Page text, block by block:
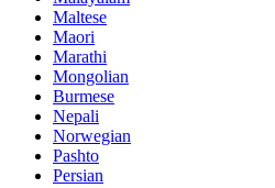
Maltese
Maori
Marathi
Mongolian
Burmese
Nepali
Norwegian
Pashto
Persian